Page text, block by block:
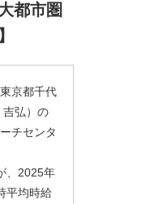
都市圏
京都千代
吉弘）の
チセンタ
、2025年
平均時給